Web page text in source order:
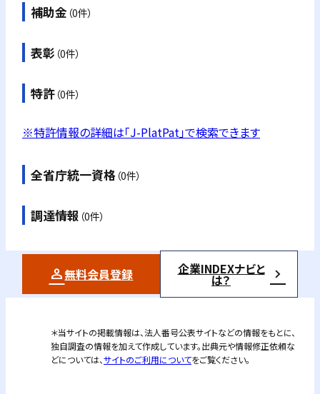
補助金 （0件）
表彰 （0件）
特許（0件）
※特許情報の詳細は「J-PlatPat」で検索できます
全省庁統一資格（0件）
調達情報 （0件）
無料会員登録 企業INDEXナビと
は？
＊当サイトの掲載情報は、法人番号公表サイトなどの情報をもとに、
独自調査の情報を加えて作成しています。出典元や情報修正依頼な
どについては、サイトのご利用についてをご覧ください。